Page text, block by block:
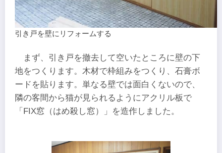
引き戸を壁にリフォームする
まず、引き戸を撤去して空いたところに壁の下
地をつくります。木材で枠組みをつくり、石膏ボ
ードを貼ります。単なる壁では面白くないので、
隣の客間から猫が見られるようにアクリル板で
「FIX窓（はめ殺し窓）」を造作しました。